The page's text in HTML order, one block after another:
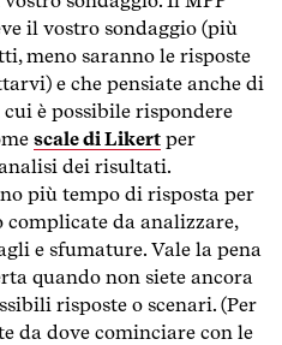
il vostro sondaggio (più
meno saranno le risposte
e che pensiate anche di
è possibile rispondere
scale di Likert per
dei risultati.
più tempo di risposta per
complicate da analizzare,
e sfumature. Vale la pena
quando non siete ancora
risposte o scenari. (Per
da dove cominciare con le